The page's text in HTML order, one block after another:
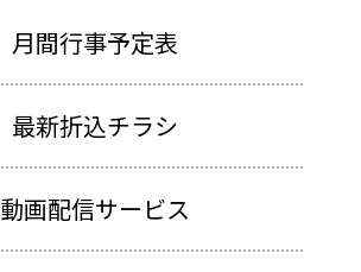
月間行事予定表
最新折込チラシ
動画配信サービス